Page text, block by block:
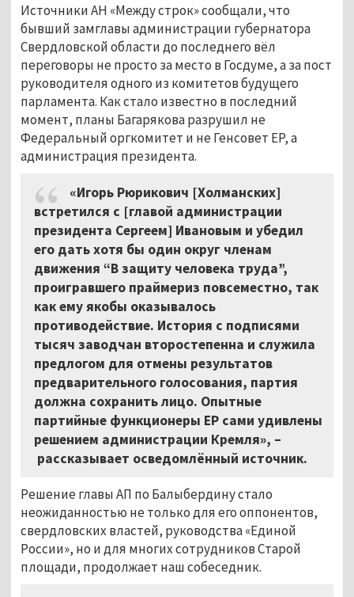
Источники АН «Между строк» сообщали, что
бывший замглавы администрации губернатора
Свердловской области до последнего вёл
переговоры не просто за место в Госдуме, а за пост
руководителя одного из комитетов будущего
парламента. Как стало известно в последний
момент, планы Багарякова разрушил не
Федеральный оргкомитет и не Генсовет ЕР, а
администрация президента.
«Игорь Рюрикович [Холманских]
встретился с [главой администрации
президента Сергеем] Ивановым и убедил
его дать хотя бы один округ членам
движения “В защиту человека труда”,
проигравшего праймериз повсеместно, так
как ему якобы оказывалось
противодействие. История с подписями
тысяч заводчан второстепенна и служила
предлогом для отмены результатов
предварительного голосования, партия
должна сохранить лицо. Опытные
партийные функционеры ЕР сами удивлены
решением администрации Кремля», –
рассказывает осведомлённый источник.
Решение главы АП по Балыбердину стало
неожиданностью не только для его оппонентов,
свердловских властей, руководства «Единой
России», но и для многих сотрудников Старой
площади, продолжает наш собеседник.